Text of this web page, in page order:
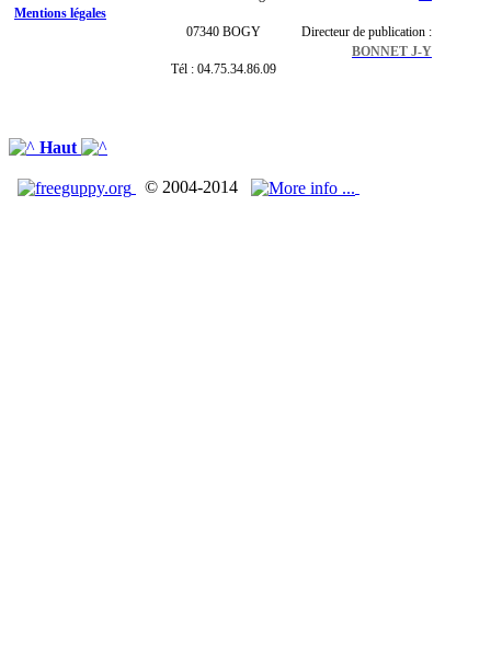
Mentions légales
07340 BOGY
Tél : 04.75.34.86.09
Directeur de publication :
BONNET J-Y
Haut
© 2004-2014